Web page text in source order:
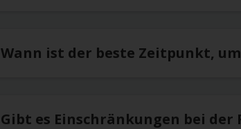
Wann ist der beste Zeitpunkt,
Gibt es Einschränkungen bei